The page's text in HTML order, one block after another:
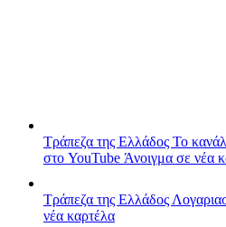
Τράπεζα της Ελλάδος Το
στο YouTube Άνοιγμα σε νέα
Τράπεζα της Ελλάδος
νέα καρτέλα